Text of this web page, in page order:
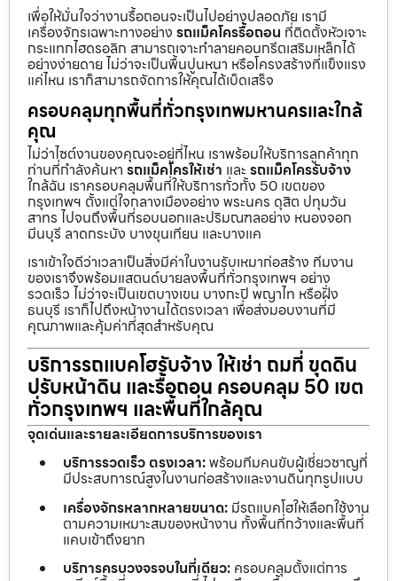
เพื่อให้มั่นใจว่างานรื้อถอนจะเป็นไปอย่างปลอดภัย เรามี
เครื่องจักรเฉพาะทางอย่าง รถแม็คโครรื้อถอน ที่ติดตั้งหัวเจาะ
กระแทกไฮดรอลิก สามารถเจาะทำลายคอนกรีตเสริมเหล็กได้
อย่างง่ายดาย ไม่ว่าจะเป็นพื้นปูนหนา หรือโครงสร้างที่แข็งแรง
แค่ไหน เราก็สามารถจัดการให้คุณได้เบ็ดเสร็จ
ครอบคลุมทุกพื้นที่ทั่วกรุงเทพมหานครและใกล้
คุณ
ไม่ว่าไซต์งานของคุณจะอยู่ที่ไหน เราพร้อมให้บริการลูกค้าทุก
ท่านที่กำลังค้นหา รถแม็คโครให้เช่า และ รถแม็คโครรับจ้าง
ใกล้ฉัน เราครอบคลุมพื้นที่ให้บริการทั่วทั้ง 50 เขตของ
กรุงเทพฯ ตั้งแต่ใจกลางเมืองอย่าง พระนคร ดุสิต ปทุมวัน
สาทร ไปจนถึงพื้นที่รอบนอกและปริมณฑลอย่าง หนองจอก
มีนบุรี ลาดกระบัง บางขุนเทียน และบางแค
เราเข้าใจดีว่าเวลาเป็นสิ่งมีค่าในงานรับเหมาก่อสร้าง ทีมงาน
ของเราจึงพร้อมแสตนด์บายลงพื้นที่ทั่วกรุงเทพฯ อย่าง
รวดเร็ว ไม่ว่าจะเป็นเขตบางเขน บางกะปิ พญาไท หรือฝั่ง
ธนบุรี เราก็ไปถึงหน้างานได้ตรงเวลา เพื่อส่งมอบงานที่มี
คุณภาพและคุ้มค่าที่สุดสำหรับคุณ
บริการรถแบคโฮรับจ้าง ให้เช่า ถมที่ ขุดดิน
ปรับหน้าดิน และรื้อถอน ครอบคลุม 50 เขต
ทั่วกรุงเทพฯ และพื้นที่ใกล้คุณ
จุดเด่นและรายละเอียดการบริการของเรา
บริการรวดเร็ว ตรงเวลา:พร้อมทีมคนขับผู้เชี่ยวชาญที่
มีประสบการณ์สูงในงานก่อสร้างและงานดินทุกรูปแบบ
เครื่องจักรหลากหลายขนาด: มีรถแบคโฮให้เลือกใช้งาน
ตามความเหมาะสมของหน้างาน ทั้งพื้นที่กว้างและพื้นที่
แคบเข้าถึงยาก
บริการครบวงจรจบในที่เดียว: ครอบคลุมตั้งแต่การ